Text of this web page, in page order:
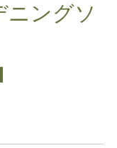
ニングソ